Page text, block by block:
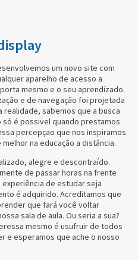
um novo site com
aparelho de acesso a
mesmo e o seu aprendizado.
e de navegação foi projetada
sabemos que a busca
é possivel quando prestamos
percepçao que nos inspiramos
na educação a distância.
alegre e descontraído.
de passar horas na frente
de estudar seja
é adquirido. Acreditamos que
que fará você voltar
sala de aula. Ou seria a sua?
mesmo é usufruir de todos
e esperamos que ache o nosso